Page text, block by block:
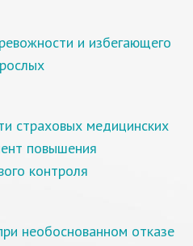
и избегающего
страховых медицинских
повышения
контроля
необоснованном отказе